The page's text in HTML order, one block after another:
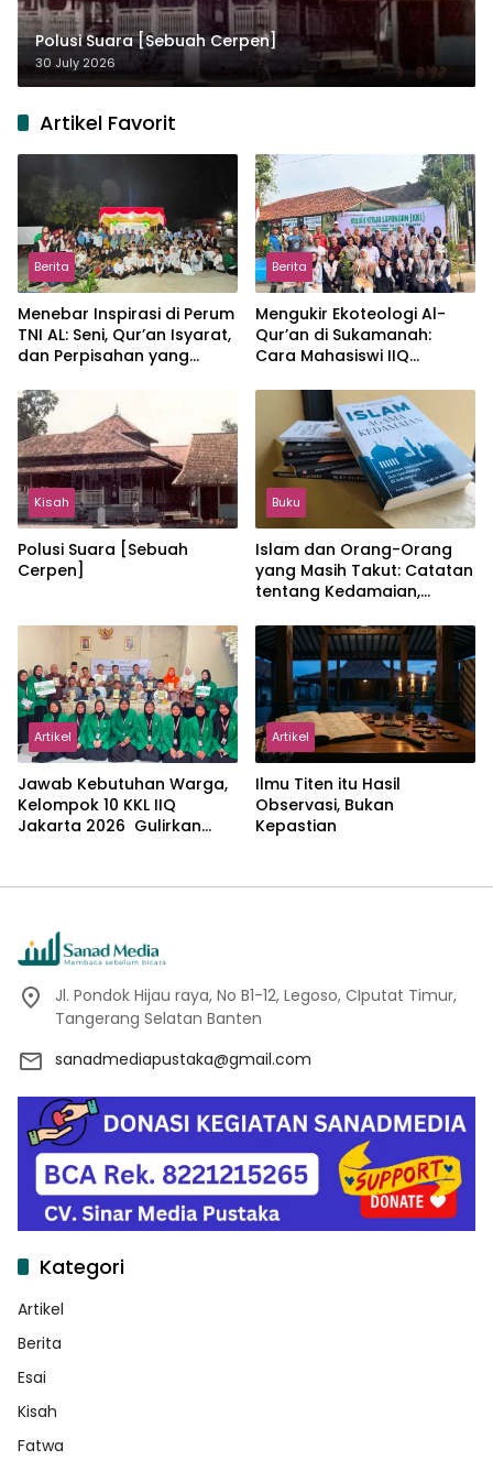
Polusi Suara [Sebuah Cerpen]
30 July 2026
Artikel Favorit
Berita
Menebar Inspirasi di Perum
TNI AL: Seni, Qur’an Isyarat,
dan Perpisahan yang
Berita
Mengukir Ekoteologi Al-
Qur’an di Sukamanah:
Cara Mahasiswi IIQ
Jonggol
Kisah
Polusi Suara [Sebuah
Cerpen]
Buku
Islam dan Orang-Orang
yang Masih Takut: Catatan
tentang Kedamaian,
dalam Pemikiran Masykuri
Abdillah
Artikel
Jawab Kebutuhan Warga,
Kelompok 10 KKL IIQ
Jakarta 2026 Gulirkan
Artikel
Ilmu Titen itu Hasil
Observasi, Bukan
Kepastian
Jl. Pondok Hijau raya, No B1-12, Legoso, CIputat Timur,
Tangerang Selatan Banten
sanadmediapustaka@gmail.com
Kategori
Artikel
Berita
Esai
Kisah
Fatwa